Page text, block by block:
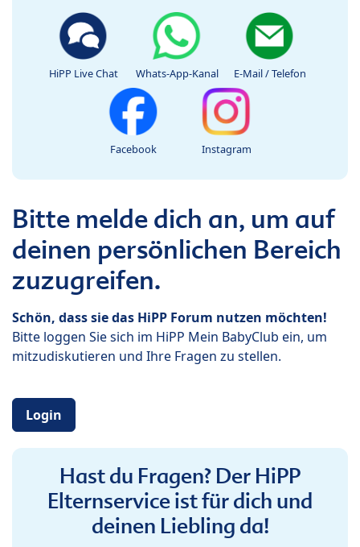
HiPP Live Chat Whats-App-Kanal E-Mail / Telefon
Facebook Instagram
Bitte melde dich an, um auf
deinen persönlichen Bereich
zuzugreifen.
Schön, dass sie das HiPP Forum nutzen möchten!
Bitte loggen Sie sich im HiPP Mein BabyClub ein, um
mitzudiskutieren und Ihre Fragen zu stellen.
Login
Hast du Fragen? Der HiPP
Elternservice ist für dich und
deinen Liebling da!